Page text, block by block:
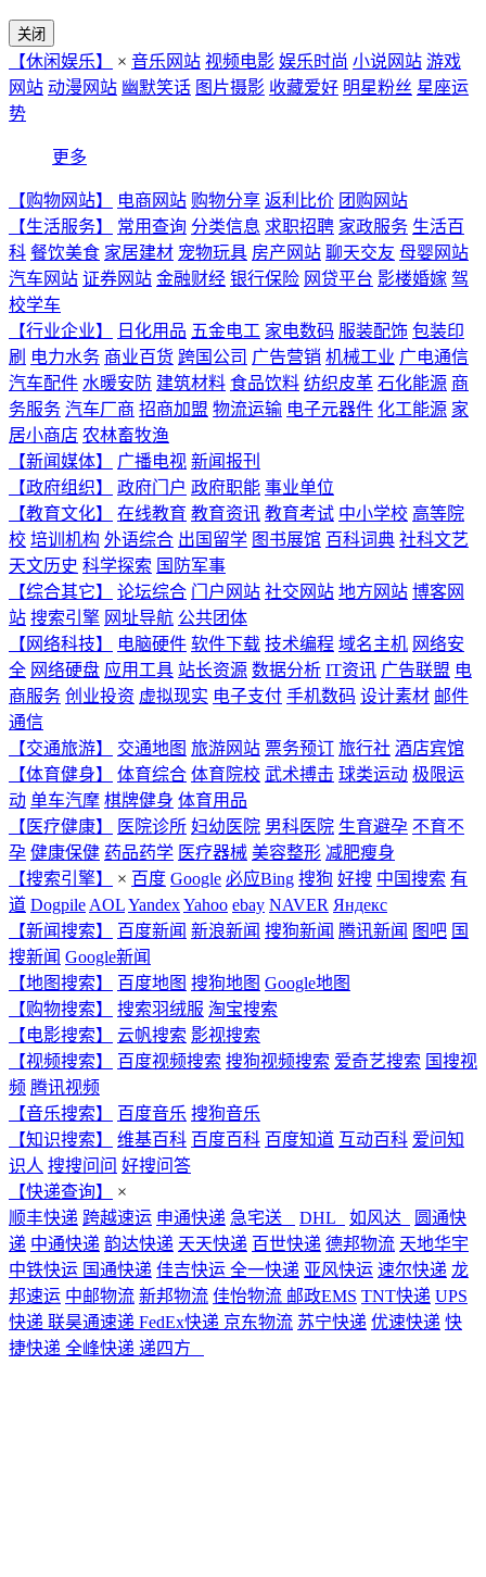
关闭
【休闲娱乐】 × 音乐网站 视频电影 娱乐时尚 小说网站 游戏
网站 动漫网站 幽默笑话 图片摄影 收藏爱好 明星粉丝 星座运
势
更多
【购物网站】 电商网站 购物分享 返利比价 团购网站
【生活服务】
常用查询 分类信息 求职招聘 家政服务 生活百
科 餐饮美食 家居建材 宠物玩具 房产网站 聊天交友 母婴网站
汽车网站 证券网站 金融财经 银行保险 网贷平台 影楼婚嫁 驾
校学车
【行业企业】
日化用品 五金电工 家电数码 服装配饰 包装印
刷 电力水务 商业百货 跨国公司 广告营销 机械工业 广电通信
汽车配件 水暖安防 建筑材料 食品饮料 纺织皮革 石化能源 商
务服务 汽车厂商 招商加盟 物流运输 电子元器件 化工能源 家
居小商店 农林畜牧渔
【新闻媒体】
广播电视 新闻报刊
【政府组织】
政府门户 政府职能 事业单位
【教育文化】
在线教育 教育资讯 教育考试 中小学校 高等院
校 培训机构 外语综合 出国留学 图书展馆 百科词典 社科文艺
天文历史 科学探索 国防军事
【综合其它】
论坛综合 门户网站 社交网站 地方网站 博客网
站 搜索引擎 网址导航 公共团体
【网络科技】
电脑硬件 软件下载 技术编程 域名主机 网络安
全 网络硬盘 应用工具 站长资源 数据分析 IT资讯 广告联盟 电
商服务 创业投资 虚拟现实 电子支付 手机数码 设计素材 邮件
通信
【交通旅游】
交通地图 旅游网站 票务预订 旅行社 酒店宾馆
【体育健身】
体育综合 体育院校 武术搏击 球类运动 极限运
动 单车汽摩 棋牌健身 体育用品
【医疗健康】
医院诊所 妇幼医院 男科医院 生育避孕 不育不
孕 健康保健 药品药学 医疗器械 美容整形 减肥瘦身
【搜索引擎】
× 百度 Google 必应Bing 搜狗 好搜 中国搜索 有
道 Dogpile AOLYandexYahoo ebay NAVER Яндекс
【新闻搜索】
百度新闻 新浪新闻 搜狗新闻 腾讯新闻 图吧 国
搜新闻 Google新闻
【地图搜索】
百度地图 搜狗地图 Google地图
【购物搜索】
搜索羽绒服 淘宝搜索
【电影搜索】
云帆搜索 影视搜索
【视频搜索】
百度视频搜索 搜狗视频搜索 爱奇艺搜索 国搜视
频 腾讯视频
【音乐搜索】
百度音乐 搜狗音乐
【知识搜索】
维基百科 百度百科 百度知道 互动百科 爱问知
识人 搜搜问问 好搜问答
【快递查询】
×
顺丰快递 跨越速运 申通快递 急宅送 DHL 如风达
圆通快
递 中通快递 韵达快递 天天快递 百世快递 德邦物流 天地华宇
中铁快运 国通快递 佳吉快运 全一快递 亚风快运 速尔快递 龙
邦速运 中邮物流 新邦物流 佳怡物流 邮政EMS TNT快递 UPS
快递 联昊通速递 FedEx快递 京东物流 苏宁快递 优速快递 快
捷快递 全峰快递 递四方